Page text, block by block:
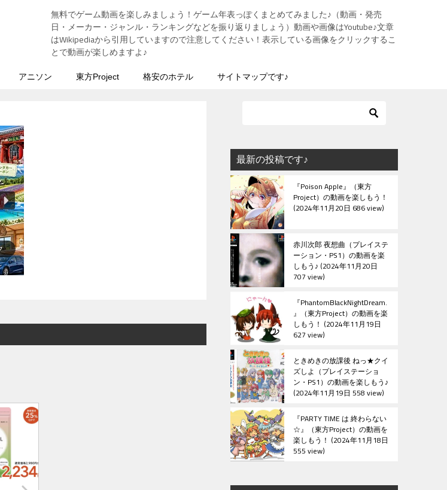
無料でゲーム動画を楽しみましょう！ゲーム年表っぽくまとめてみました♪（動画・発売
日・メーカー・ジャンル・ランキングなどを振り返りましょう）動画や画像はYoutube♪文章
はWikipediaから引用していますので注意してください！表示している画像をクリックするこ
とで動画が楽しめますよ♪
アニソン 東方Project 格安のホテル サイトマップです♪
最新の投稿です♪
『Poison Apple』（東方
Project）の動画を楽しもう！
2024年11月20日 686 view
赤川次郎 夜想曲（プレイステ
ーション・PS1）の動画を楽
しもう♪ 2024年11月20日
707 view
『PhantomBlackNightDream.
』（東方Project）の動画を楽
しもう！ 2024年11月19日
627 view
ときめきの放課後 ねっ★クイ
ズしよ（プレイステーショ
ン・PS1）の動画を楽しもう♪
2024年11月19日 558 view
『PARTY TIME は 終わらない
☆』（東方Project）の動画を
楽しもう！ 2024年11月18日
555 view